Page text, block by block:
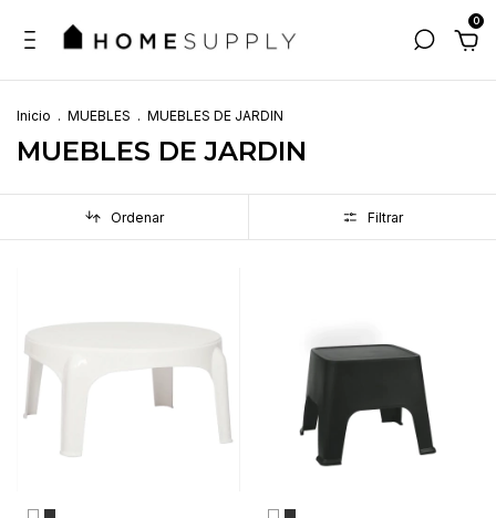
0
Inicio . MUEBLES . MUEBLES DE JARDIN
MUEBLES DE JARDIN
Ordenar Filtrar